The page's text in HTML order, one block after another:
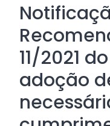
11/2021
adoção